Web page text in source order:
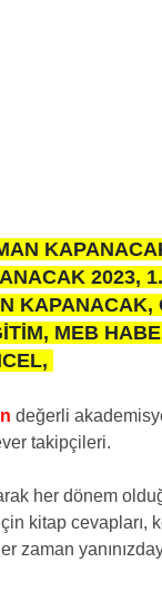
2023,
KAPANACAK,
MEB
değerli
takipçileri.
her dönem
kitap cevapları,
zaman